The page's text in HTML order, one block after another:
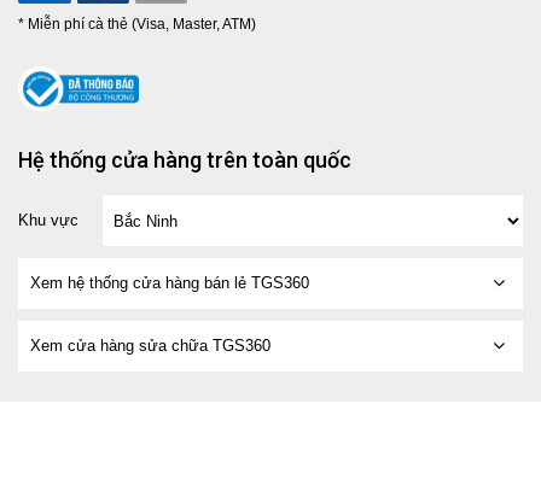
* Miễn phí cà thẻ (Visa, Master, ATM)
Hệ thống cửa hàng trên toàn quốc
Khu vực
Xem hệ thống cửa hàng bán lẻ TGS360
Xem cửa hàng sửa chữa TGS360